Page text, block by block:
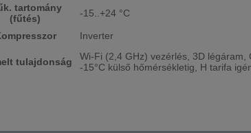
tartomány
(fűtés)
-15..+24 °C
Inverter
tulajdonság
Wi-Fi (2,4 GHz) vezérlés, 3D
-15°C külső hőmérsékletig, H tarifa